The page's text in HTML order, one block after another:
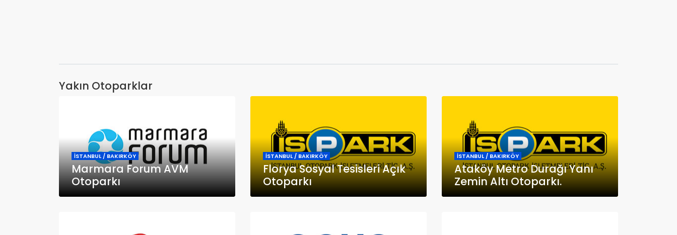
Yakın Otoparklar
İSTANBUL / BAKIRKÖY
Marmara Forum AVM
Otoparkı
İSTANBUL / BAKIRKÖY
Florya Sosyal Tesisleri Açık
Otoparkı
İSTANBUL / BAKIRKÖY
Ataköy Metro Durağı Yanı
Zemin Altı Otoparkı.